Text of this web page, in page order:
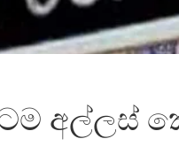
අල්ලස්